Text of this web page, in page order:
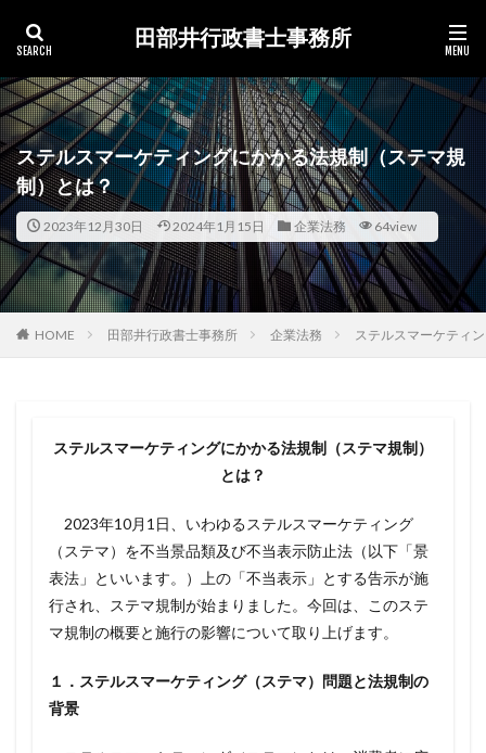
田部井行政書士事務所
ステルスマーケティングにかかる法規制（ステマ規
制）とは？
2023年12月30日 2024年1月15日 企業法務 64view
HOME 田部井行政書士事務所 企業法務 ステルスマーケティ
ステルスマーケティングにかかる法規制（ステマ規制）
とは？
2023年10月1日、いわゆるステルスマーケティング
（ステマ）を不当景品類及び不当表示防止法（以下「景
表法」といいます。）上の「不当表示」とする告示が施
行され、ステマ規制が始まりました。今回は、このステ
マ規制の概要と施行の影響について取り上げます。
１．ステルスマーケティング（ステマ）問題と法規制の
背景
検索